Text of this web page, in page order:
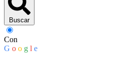
Buscar
Con
G o o g l e